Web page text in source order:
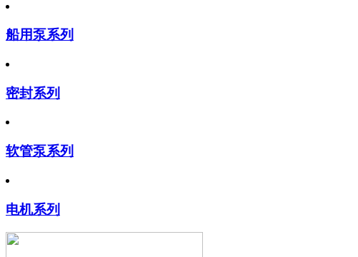
船用泵系列
密封系列
软管泵系列
电机系列